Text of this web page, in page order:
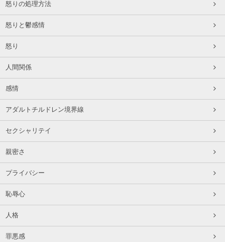
怒りの処理方法
怒りと鬱感情
怒り
人間関係
感情
アダルトチルドレン境界線
セクシャリテイ
親密さ
プライバシー
恥辱心
人格
罪悪感